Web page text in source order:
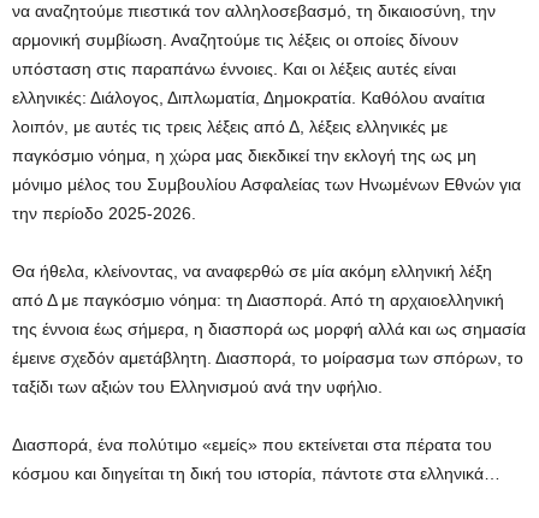
να αναζητούμε πιεστικά τον αλληλοσεβασμό, τη δικαιοσύνη, την
αρμονική συμβίωση. Αναζητούμε τις λέξεις οι οποίες δίνουν
υπόσταση στις παραπάνω έννοιες. Και οι λέξεις αυτές είναι
ελληνικές: Διάλογος, Διπλωματία, Δημοκρατία. Καθόλου αναίτια
λοιπόν, με αυτές τις τρεις λέξεις από Δ, λέξεις ελληνικές με
παγκόσμιο νόημα, η χώρα μας διεκδικεί την εκλογή της ως μη
μόνιμο μέλος του Συμβουλίου Ασφαλείας των Ηνωμένων Εθνών για
την περίοδο 2025-2026.
Θα ήθελα, κλείνοντας, να αναφερθώ σε μία ακόμη ελληνική λέξη
από Δ με παγκόσμιο νόημα: τη Διασπορά. Από τη αρχαιοελληνική
της έννοια έως σήμερα, η διασπορά ως μορφή αλλά και ως σημασία
έμεινε σχεδόν αμετάβλητη. Διασπορά, το μοίρασμα των σπόρων, το
ταξίδι των αξιών του Ελληνισμού ανά την υφήλιο.
Διασπορά, ένα πολύτιμο «εμείς» που εκτείνεται στα πέρατα του
κόσμου και διηγείται τη δική του ιστορία, πάντοτε στα ελληνικά…